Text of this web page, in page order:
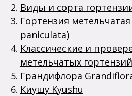
Виды и сорта
Гортензия
paniculata)
Классические и
метельчатых гортензий
Грандифлора
Киушу Kyushu